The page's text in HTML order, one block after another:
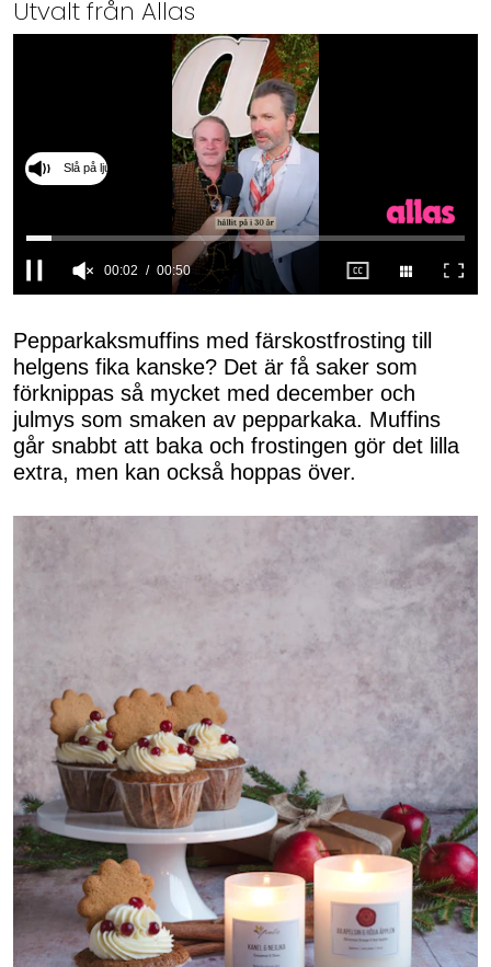
Utvalt från Allas
of
50
seconds
Slå på ljud
Pepparkaksmuffins med färskostfrosting till
helgens fika kanske? Det är få saker som
förknippas så mycket med december och
julmys som smaken av pepparkaka. Muffins
går snabbt att baka och frostingen gör det lilla
extra, men kan också hoppas över.